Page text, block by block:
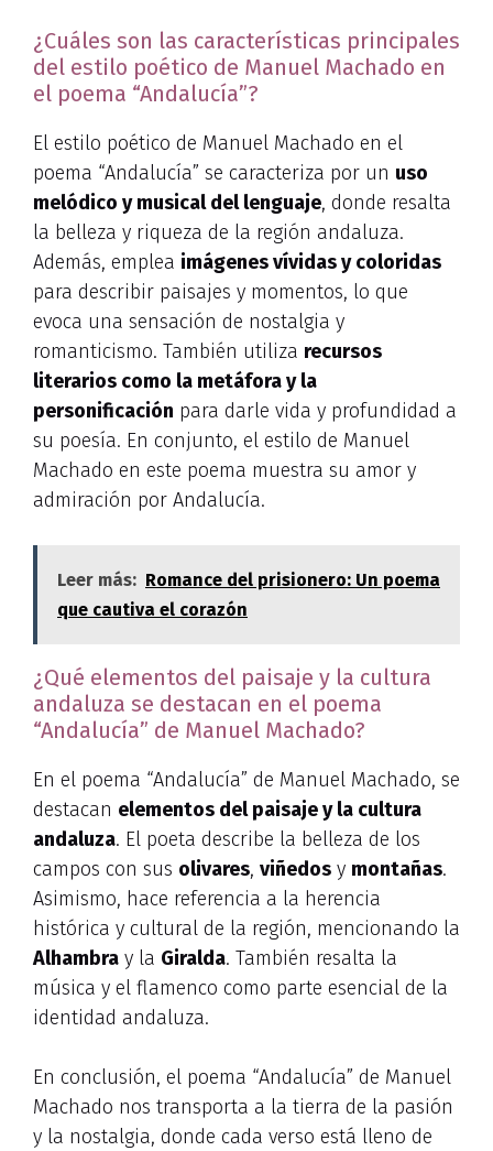
¿Cuáles son las características principales
del estilo poético de Manuel Machado en
el poema “Andalucía”?
El estilo poético de Manuel Machado en el
poema “Andalucía” se caracteriza por un uso
melódico y musical del lenguaje, donde resalta
la belleza y riqueza de la región andaluza.
Además, emplea imágenes vívidas y coloridas
para describir paisajes y momentos, lo que
evoca una sensación de nostalgia y
romanticismo. También utiliza recursos
literarios como la metáfora y la
personificación para darle vida y profundidad a
su poesía. En conjunto, el estilo de Manuel
Machado en este poema muestra su amor y
admiración por Andalucía.
Leer más: Romance del prisionero: Un poema
que cautiva el corazón
¿Qué elementos del paisaje y la cultura
andaluza se destacan en el poema
“Andalucía” de Manuel Machado?
En el poema “Andalucía” de Manuel Machado, se
destacan elementos del paisaje y la cultura
andaluza. El poeta describe la belleza de los
campos con sus olivares, viñedos y montañas.
Asimismo, hace referencia a la herencia
histórica y cultural de la región, mencionando la
Alhambra y la Giralda. También resalta la
música y el flamenco como parte esencial de la
identidad andaluza.
En conclusión, el poema “Andalucía” de Manuel
Machado nos transporta a la tierra de la pasión
y la nostalgia, donde cada verso está lleno de